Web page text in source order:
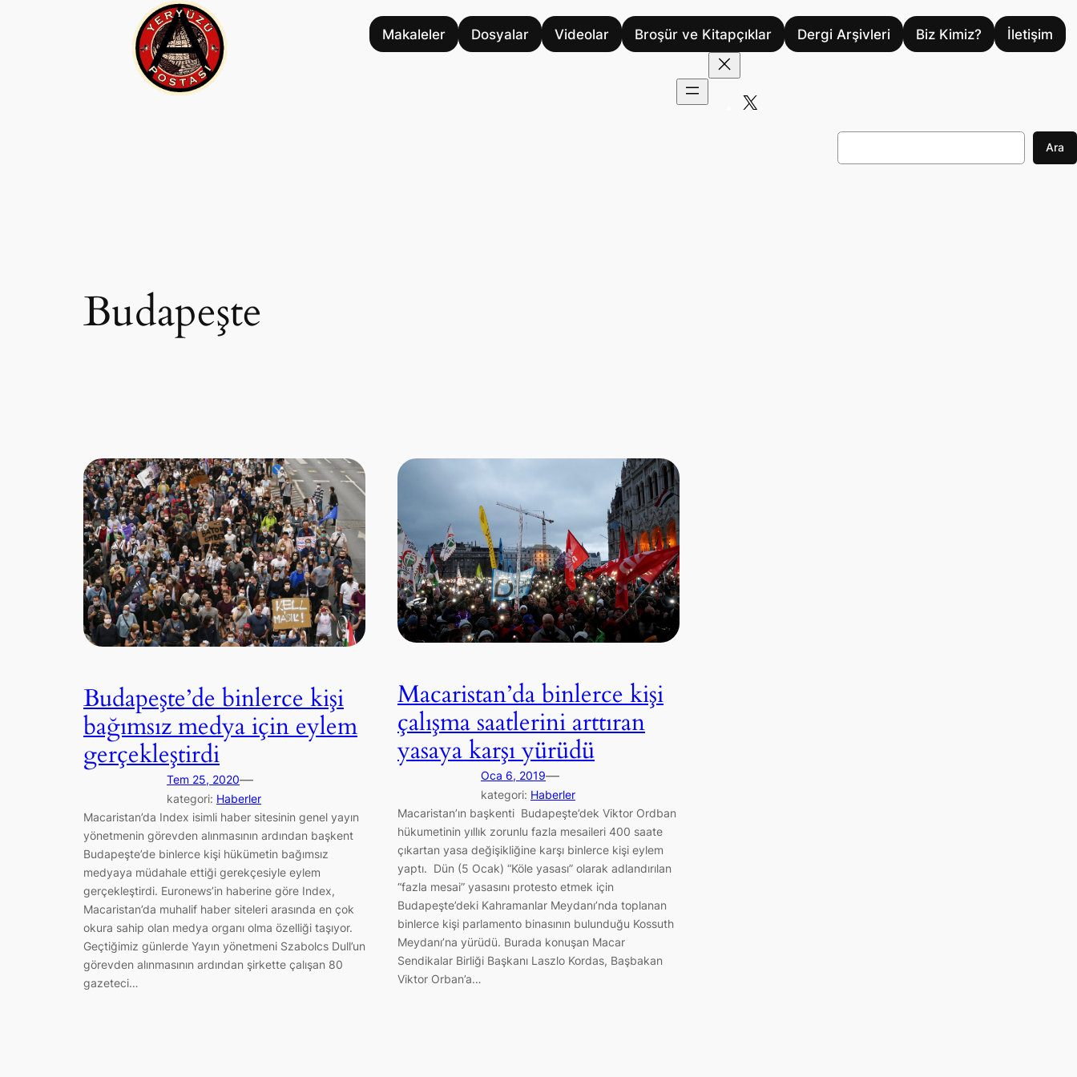
Makaleler Dosyalar Videolar Broşür ve Kitapçıklar Dergi Arşivleri Biz Kimiz? İletişim
A
Ara
Budapeşte
Budapeşte’de binlerce kişi
bağımsız medya için eylem
gerçekleştirdi
Tem 25, 2020—
kategori: Haberler
Macaristan’da Index isimli haber sitesinin genel yayın
yönetmenin görevden alınmasının ardından başkent
Budapeşte’de binlerce kişi hükümetin bağımsız
medyaya müdahale ettiği gerekçesiyle eylem
gerçekleştirdi. Euronews’in haberine göre Index,
Macaristan’da muhalif haber siteleri arasında en çok
okura sahip olan medya organı olma özelliği taşıyor.
Geçtiğimiz günlerde Yayın yönetmeni Szabolcs Dull’un
görevden alınmasının ardından şirkette çalışan 80
gazeteci…
Macaristan’da binlerce kişi
çalışma saatlerini arttıran
yasaya karşı yürüdü
Oca 6, 2019—
kategori: Haberler
Macaristan’ın başkenti Budapeşte’dek Viktor Ordban
hükumetinin yıllık zorunlu fazla mesaileri 400 saate
çıkartan yasa değişikliğine karşı binlerce kişi eylem
yaptı. Dün (5 Ocak) “Köle yasası” olarak adlandırılan
“fazla mesai” yasasını protesto etmek için
Budapeşte’deki Kahramanlar Meydanı’nda toplanan
binlerce kişi parlamento binasının bulunduğu Kossuth
Meydanı’na yürüdü. Burada konuşan Macar
Sendikalar Birliği Başkanı Laszlo Kordas, Başbakan
Viktor Orban’a…